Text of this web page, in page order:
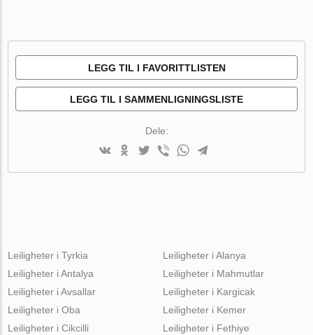
LEGG TIL I FAVORITTLISTEN
LEGG TIL I SAMMENLIGNINGSLISTE
Dele:
Leiligheter i Tyrkia
Leiligheter i Antalya
Leiligheter i Avsallar
Leiligheter i Oba
Leiligheter i Cikcilli
Leiligheter i Alanya
Leiligheter i Mahmutlar
Leiligheter i Kargicak
Leiligheter i Kemer
Leiligheter i Fethiye